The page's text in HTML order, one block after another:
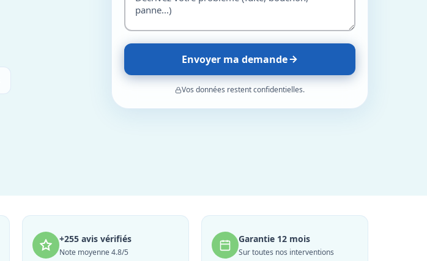
Envoyer ma demande
Vos données restent confidentielles.
+255 avis vérifiés
Note moyenne 4.8/5
Garantie 12 mois
Sur toutes nos interventions